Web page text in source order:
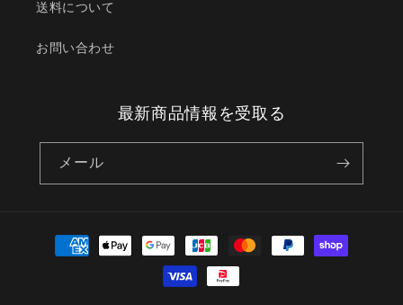
送料について
お問い合わせ
最新商品情報を受取る
メール